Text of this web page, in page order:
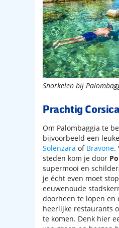
Snorkelen bij
Prachtig
Om Palombaggia te
bijvoorbeeld een
Solenzara of Bravone.
steden kom je door
supermooi en
je écht even moet
eeuwenoude
doorheen te lopen en
heerlijke restaurants
te komen. Denk hier